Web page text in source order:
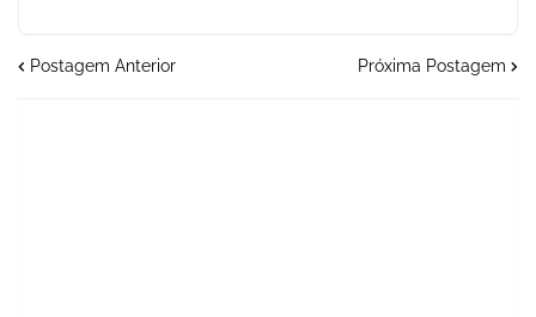
Postagem Anterior Próxima Postagem